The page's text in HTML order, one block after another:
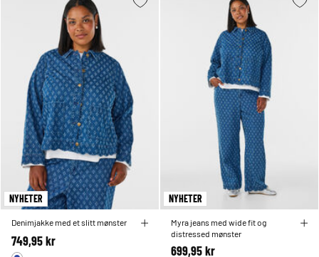
NYHETER
Denimjakke med et slitt mønster
749,95 kr
NYHETER
Myra jeans med wide fit og
distressed mønster
699,95 kr